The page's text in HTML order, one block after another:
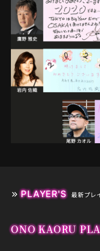
PLAYERS
PLAYER'S 最新プレ
ONO KAORU